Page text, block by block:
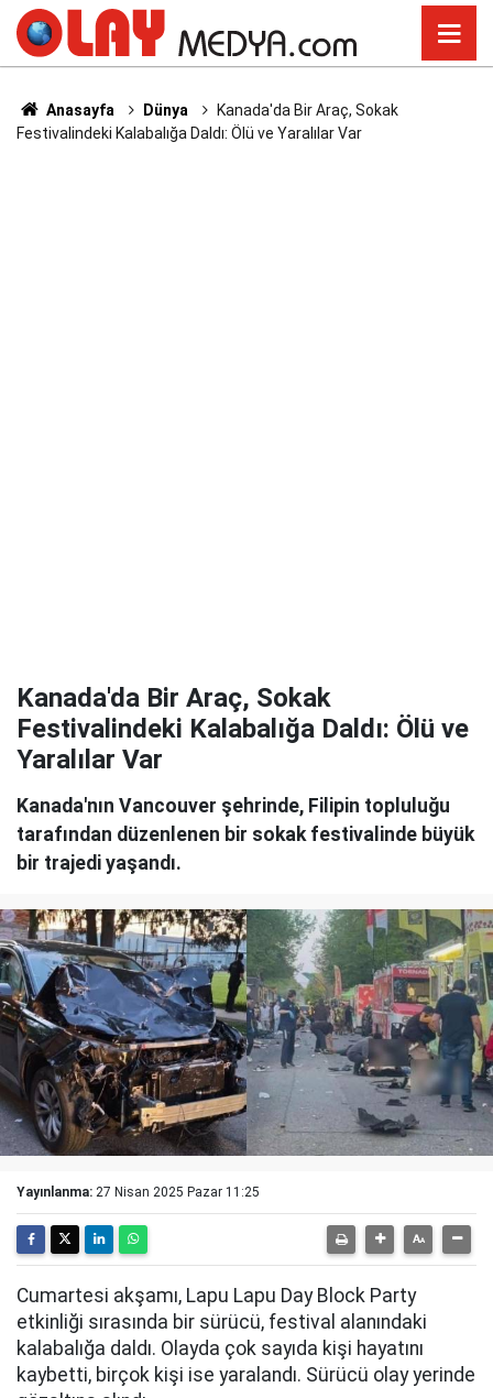
Anasayfa Dünya
Kanada'da Bir Araç, Sokak
Festivalindeki Kalabalığa Daldı: Ölü ve Yaralılar Var
Kanada'da Bir Araç, Sokak
Festivalindeki Kalabalığa Daldı: Ölü ve
Yaralılar Var
Kanada'nın Vancouver şehrinde, Filipin topluluğu
tarafından düzenlenen bir sokak festivalinde büyük
bir trajedi yaşandı.
Yayınlanma: 27 Nisan 2025 Pazar 11:25
Cumartesi akşamı, Lapu Lapu Day Block Party
etkinliği sırasında bir sürücü, festival alanındaki
kalabalığa daldı. Olayda çok sayıda kişi hayatını
kaybetti, birçok kişi ise yaralandı. Sürücü olay yerinde